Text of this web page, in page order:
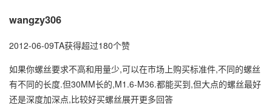
wangzy306
2012-06-09TA获得超过180个赞
如果你螺丝要求不高和用量少,可以在市场上购买标准件,不同的螺丝
有不同的长度.但30MM长的,M1.6-M36.都能买到,但大点的螺丝最好
还是深度加深点,比较好买螺丝展开更多回答